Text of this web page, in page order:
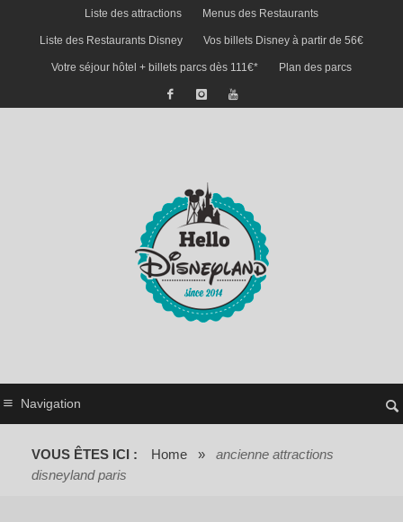
Liste des attractions Menus des Restaurants
Liste des Restaurants Disney Vos billets Disney à partir de 56€
Votre séjour hôtel + billets parcs dès 111€* Plan des parcs
Navigation
VOUS ÊTES ICI : Home »
ancienne attractions
disneyland paris